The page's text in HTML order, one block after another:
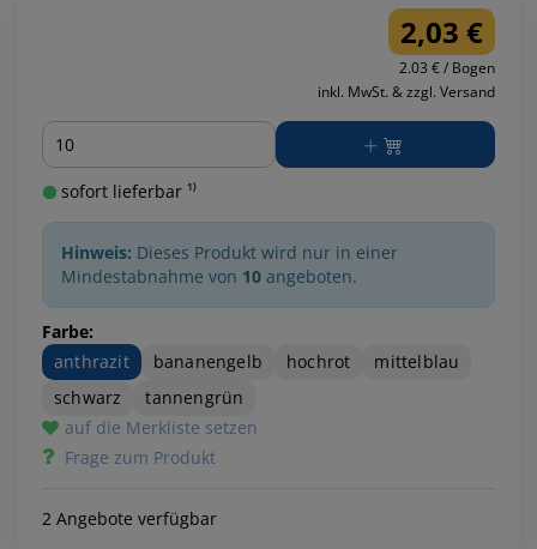
2,03 €
2.03 € / Bogen
inkl. MwSt. & zzgl. Versand
Menge
sofort lieferbar ¹⁾
Hinweis: Dieses Produkt wird nur in einer
Mindestabnahme von 10 angeboten.
Farbe:
anthrazit
bananengelb hochrot
mittelblau
schwarz
tannengrün
auf die Merkliste setzen
Frage zum Produkt
2 Angebote verfügbar